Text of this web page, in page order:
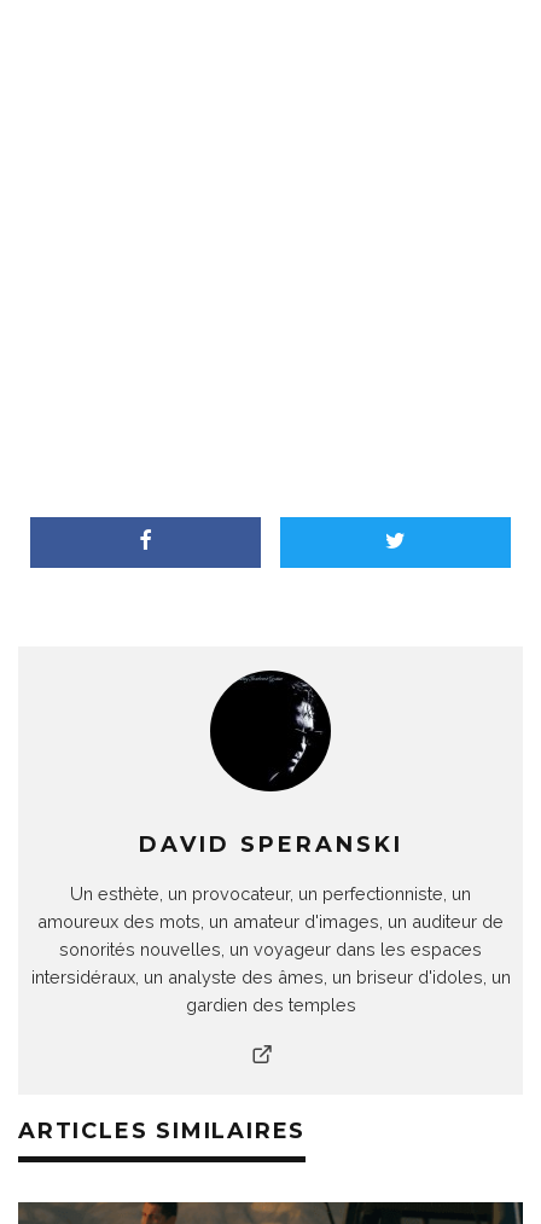
DAVID SPERANSKI
Un esthète, un provocateur, un perfectionniste, un
amoureux des mots, un amateur d'images, un auditeur de
sonorités nouvelles, un voyageur dans les espaces
intersidéraux, un analyste des âmes, un briseur d'idoles, un
gardien des temples
ARTICLES SIMILAIRES